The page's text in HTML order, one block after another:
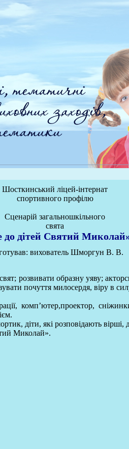
Шосткинський ліцей-інтернат
спортивного профілю
Сценарій загальношкільного
свята
до дітей Святий
вихователь Шморгун В. В.
розвивати образну уяву;
почуття милосердя, віру в
комп’ютер,проектор,
діти, які розповідають
Миколай».